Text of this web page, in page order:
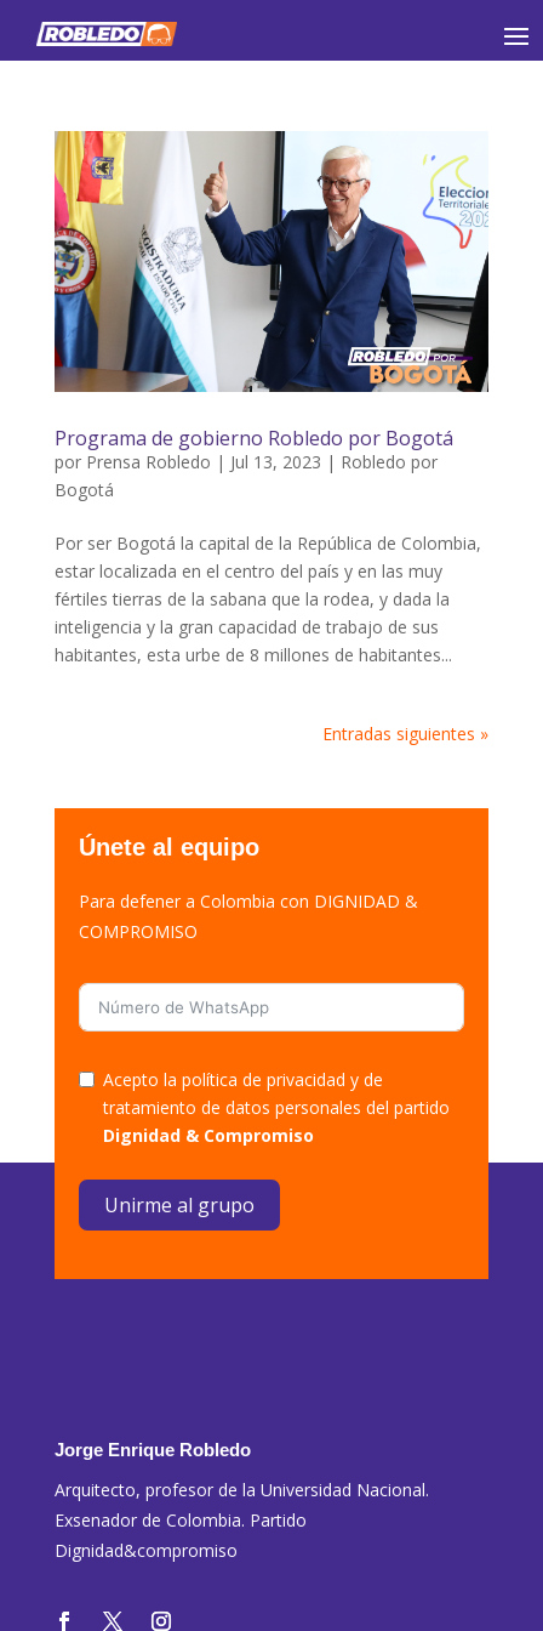
Programa de gobierno Robledo por Bogotá
por Prensa Robledo | Jul 13, 2023 | Robledo por
Bogotá
Por ser Bogotá la capital de la República de Colombia,
estar localizada en el centro del país y en las muy
fértiles tierras de la sabana que la rodea, y dada la
inteligencia y la gran capacidad de trabajo de sus
habitantes, esta urbe de 8 millones de habitantes...
Entradas siguientes »
Únete al equipo
Para defener a Colombia con DIGNIDAD &
COMPROMISO
Acepto la política de privacidad y de
tratamiento de datos personales del partido
Dignidad & Compromiso
Unirme al grupo
Jorge Enrique Robledo
Arquitecto, profesor de la Universidad Nacional.
Exsenador de Colombia. Partido
Dignidad&compromiso